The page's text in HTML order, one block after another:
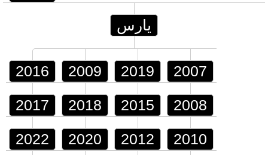
يارس
2016 2009 2019 2007
2017 2018 2015 2008
2022 2020 2012 2010